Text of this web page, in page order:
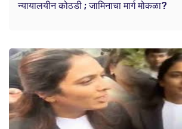
न्यायालयीन कोठडी ; जामिनाचा मार्ग मोकळा?